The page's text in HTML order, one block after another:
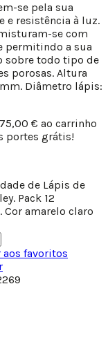
se pela sua
e resistência à luz.
se com
permitindo a sua
sobre todo tipo de
porosas. Altura
Diâmetro lápis:
75,00 € ao carrinho
portes grátis!
de Lápis de
Pack 12
Cor amarelo claro
favoritos